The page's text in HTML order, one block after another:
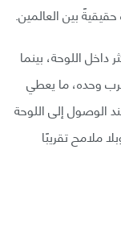
بين العالمين.
اللوحة، بينما
وحده، ما يعطي
الوصول إلى اللوحة
ملامح تقريبًا